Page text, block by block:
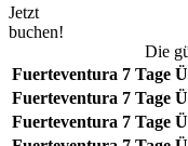
Jetzt
buchen!
Die
Fuerteventura 7 Tage
Fuerteventura 7 Tage
Fuerteventura 7 Tage